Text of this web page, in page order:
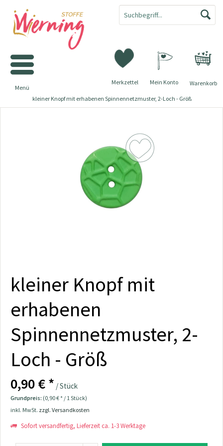
Warenkorb
Merkzettel Mein Konto
Menü
kleiner Knopf mit erhabenen Spinnennetzmuster, 2-Loch - Größ
kleiner Knopf mit
erhabenen
Spinnennetzmuster, 2-
Loch - Größ
0,90 € * / Stück
Grundpreis: (0,90 € * / 1 Stück)
inkl. MwSt. zzgl. Versandkosten
Sofort versandfertig, Lieferzeit ca. 1-3 Werktage